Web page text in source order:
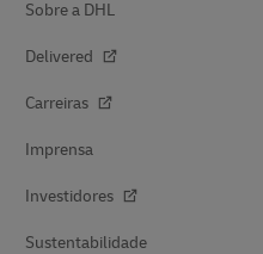
Sobre a DHL
Delivered
Carreiras
Imprensa
Investidores
Sustentabilidade